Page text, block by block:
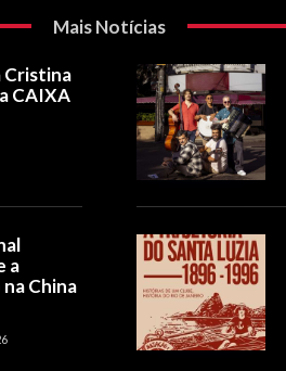
Mais Notícias
Cristina
CAIXA
a
China